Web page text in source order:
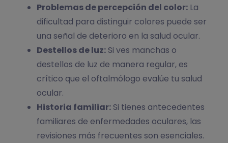
Problemas de percepción del color: La
dificultad para distinguir colores puede ser
una señal de deterioro en la salud ocular.
Destellos de luz: Si ves manchas o
destellos de luz de manera regular, es
crítico que el oftalmólogo evalúe tu salud
ocular.
Historia familiar: Si tienes antecedentes
familiares de enfermedades oculares, las
revisiones más frecuentes son esenciales.